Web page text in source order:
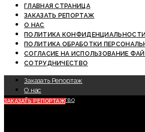
ГЛАВНАЯ СТРАНИЦА
ЗАКАЗАТЬ РЕПОРТАЖ
О НАС
ПОЛИТИКА КОНФИДЕНЦИАЛЬНОСТИ
ПОЛИТИКА ОБРАБОТКИ
СОГЛАСИЕ НА ИСПОЛЬЗОВАНИЕ
СОТРУДНИЧЕСТВО
Заказать Репортаж
О нас
Сотрудничество
ЗАКАЗАТЬ РЕПОРТАЖ